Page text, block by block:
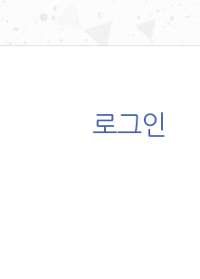
로그인